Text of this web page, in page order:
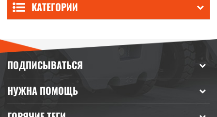
КАТЕГОРИИ
ПОДПИСЫВАТЬСЯ
НУЖНА ПОМОЩЬ